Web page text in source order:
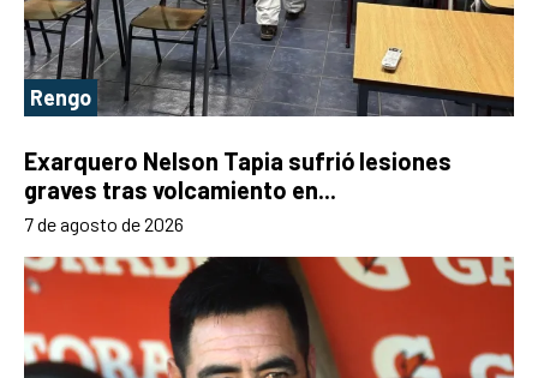
Rengo
Exarquero Nelson Tapia sufrió lesiones
graves tras volcamiento en...
7 de agosto de 2026